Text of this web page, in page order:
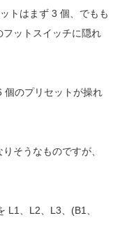
トはまず 3 個、でもも
フットスイッチに隠れ
個のプリセットが操れ
そうなものですが、
L1、L2、L3、(B1、